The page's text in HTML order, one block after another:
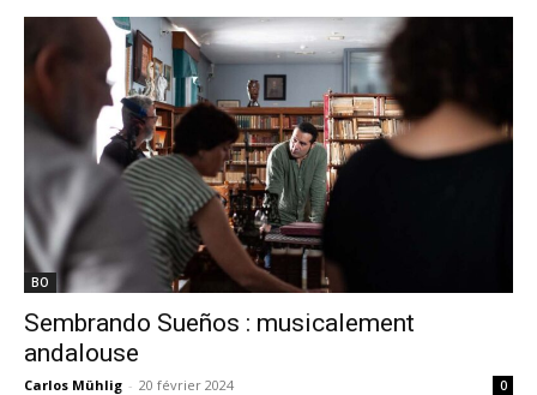
BO
Sembrando Sueños : musicalement
andalouse
Carlos Mühlig - 20 février 2024 0